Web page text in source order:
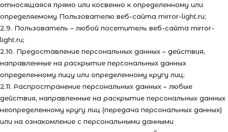
относящаяся прямо или косвенно к определенному или
определяемому Пользователю веб-сайта mirror-light.ru;
2.9. Пользователь – любой посетитель веб-сайта mirror-
light.ru;
2.10. Предоставление персональных данных – действия,
направленные на раскрытие персональных данных
определенному лицу или определенному кругу лиц;
2.11. Распространение персональных данных – любые
действия, направленные на раскрытие персональных данных
неопределенному кругу лиц (передача персональных данных)
или на ознакомление с персональными данными